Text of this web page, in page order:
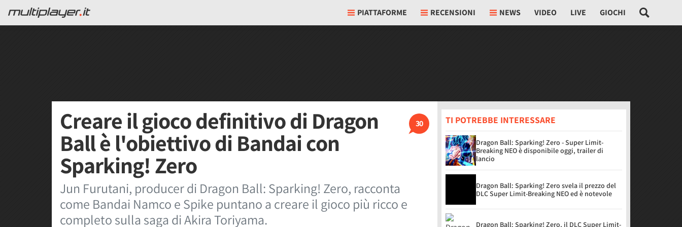
PIATTAFORME RECENSIONI NEWS VIDEO LIVE GIOCHI
30
Creare il gioco definitivo di Dragon
Ball è l'obiettivo di Bandai con
Sparking! Zero
Jun Furutani, producer di Dragon Ball: Sparking! Zero, racconta
come Bandai Namco e Spike puntano a creare il gioco più ricco e
completo sulla saga di Akira Toriyama.
TI POTREBBE INTERESSARE
Dragon Ball: Sparking! Zero - Super Limit-
Breaking NEO è disponibile oggi, trailer di
lancio
Dragon Ball: Sparking! Zero svela il prezzo del
DLC Super Limit-Breaking NEO ed è notevole
Dragon Ball: Sparking! Zero, il DLC Super Limit-